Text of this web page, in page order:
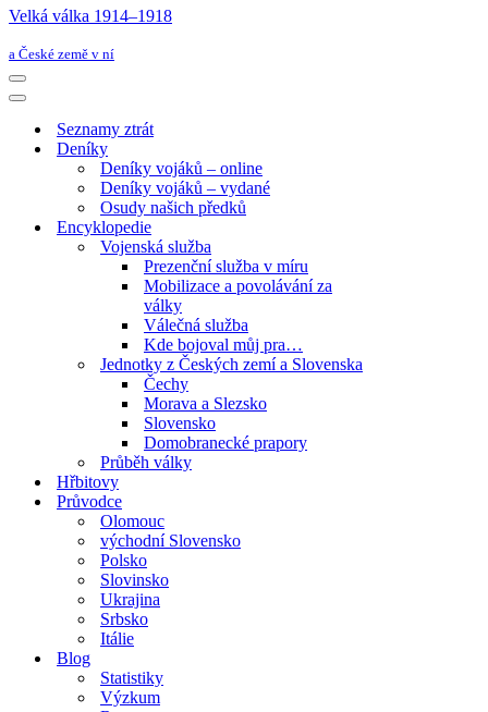
Velká válka 1914–⁠⁠⁠⁠⁠⁠1918
a České země v ní
Navigační
menu
Navigační
Seznamy ztrát
Deníky
Deníky vojáků – online
Deníky vojáků – vydané
Osudy našich předků
Encyklopedie
Vojenská služba
Prezenční služba v míru
Mobilizace a povolávání za
války
Válečná služba
Kde bojoval můj pra…
Jednotky z Českých zemí a Slovenska
Čechy
Morava a Slezsko
Slovensko
Domobranecké prapory
Průběh války
Hřbitovy
Průvodce
Olomouc
východní Slovensko
Polsko
Slovinsko
Ukrajina
Srbsko
Itálie
Blog
Statistiky
Výzkum